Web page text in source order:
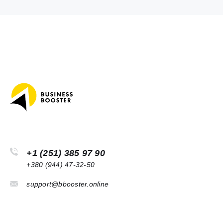
+1 (251) 385 97 90
+380 (944) 47-32-50
support@bbooster.online